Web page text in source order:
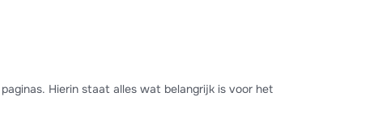
Hierin staat alles wat belangrijk is voor het